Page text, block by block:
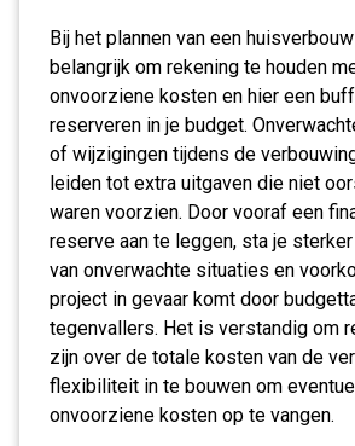
Bij het plannen van een
belangrijk om rekening te houden
onvoorziene kosten en hier een
reserveren in je budget.
of wijzigingen tijdens de
leiden tot extra uitgaven die niet
waren voorzien. Door vooraf een
reserve aan te leggen, sta je
van onverwachte situaties en
project in gevaar komt door
tegenvallers. Het is verstandig om
zijn over de totale kosten van de
flexibiliteit in te bouwen om
onvoorziene kosten op te vangen.